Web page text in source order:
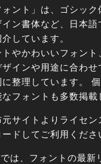
ント」は、ゴシッ
ン書体など、日本語
しています。
やかわいいフォント
インや用途に合わせ
整理しています。
フォントも多数掲載
サイトよりライセン
ドしてご利用くださ
は、フォントの最新
角
丸ゴ